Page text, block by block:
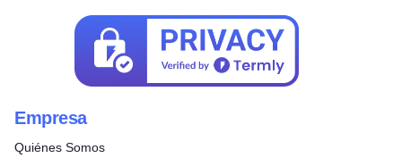
Empresa
Quiénes Somos